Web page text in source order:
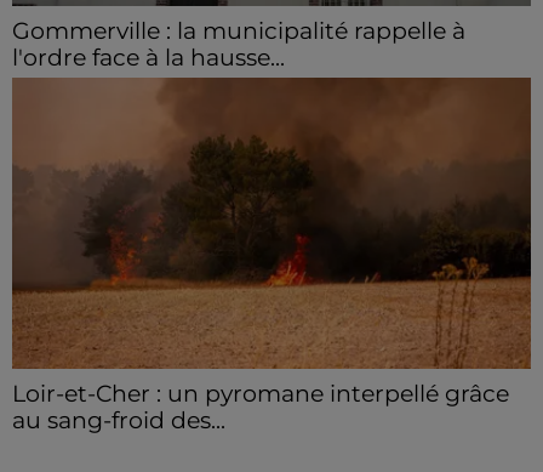
Gommerville : la municipalité rappelle à
l'ordre face à la hausse...
Incrustation de déchets, déjections sur les sites
hausse des incivilités, la mairie de Gommerville
hausse...
Loir-et-Cher : un pyromane interpellé grâce
au sang-froid des...